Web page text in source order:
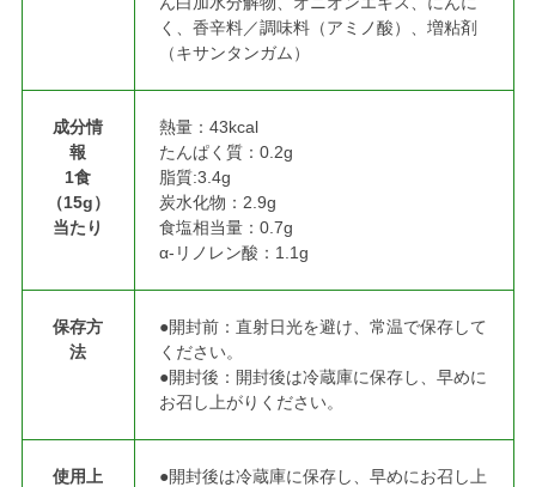
く、香辛料／調味料（アミノ酸）、増粘剤
（キサンタンガム）
成分情
報
1食
（15g）
当たり
熱量：43kcal
たんぱく質：0.2g
脂質:3.4g
炭水化物：2.9g
食塩相当量：0.7g
α‐リノレン酸：1.1g
保存方
法
●開封前：直射日光を避け、常温で保存して
ください。
●開封後：開封後は冷蔵庫に保存し、早めに
お召し上がりください。
使用上
●開封後は冷蔵庫に保存し、早めにお召し上